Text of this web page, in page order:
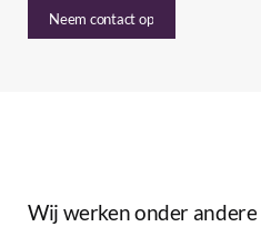
Neem contact op
Wij werkenonder andere